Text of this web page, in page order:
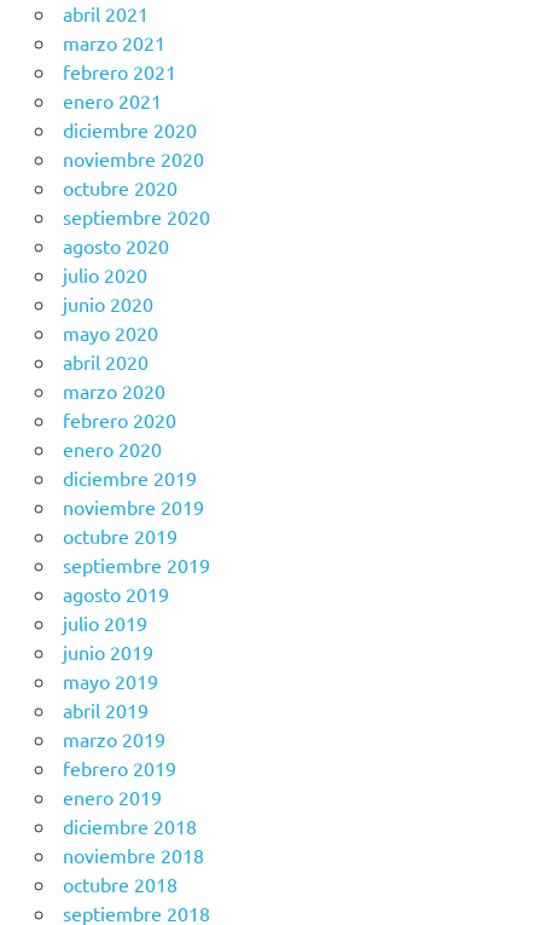
abril 2021
marzo 2021
febrero 2021
enero 2021
diciembre 2020
noviembre 2020
octubre 2020
septiembre 2020
agosto 2020
julio 2020
junio 2020
mayo 2020
abril 2020
marzo 2020
febrero 2020
enero 2020
diciembre 2019
noviembre 2019
octubre 2019
septiembre 2019
agosto 2019
julio 2019
junio 2019
mayo 2019
abril 2019
marzo 2019
febrero 2019
enero 2019
diciembre 2018
noviembre 2018
octubre 2018
septiembre 2018